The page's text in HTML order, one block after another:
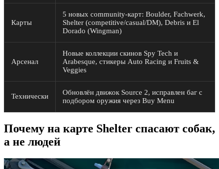
Карты
5 новых community-карт: Boulder, Fachwerk,
Shelter (competitive/casual/DM), Debris и El
Dorado (Wingman)
Арсенал
Новые коллекции скинов Spy Tech и
Arabesque, стикеры Auto Racing и Fruits &
Veggies
Технически
Обновлён движок Source 2, исправлен баг с
подбором оружия через Buy Menu
Почему на карте Shelter спасают собак,
а не людей